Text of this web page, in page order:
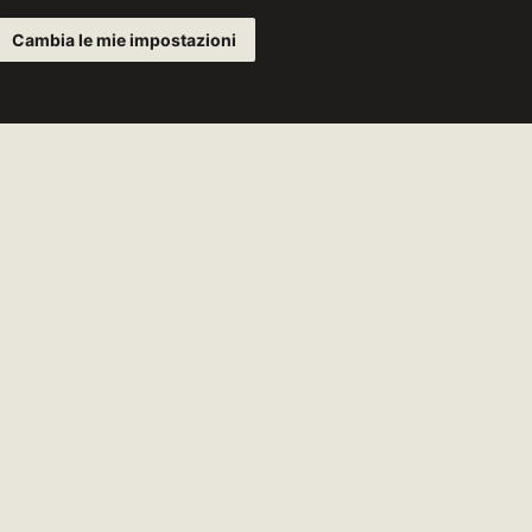
Cambia le mie impostazioni